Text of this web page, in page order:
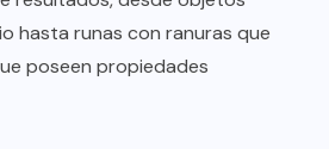
hasta runas con ranuras que
poseen propiedades